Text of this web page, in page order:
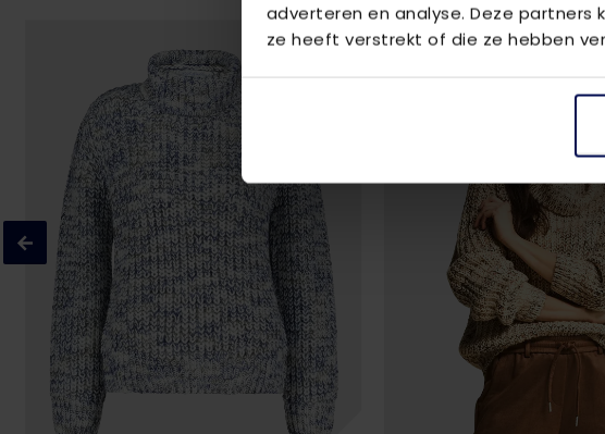
adverteren en analyse. Deze
ze heeft verstrekt of die ze hebben